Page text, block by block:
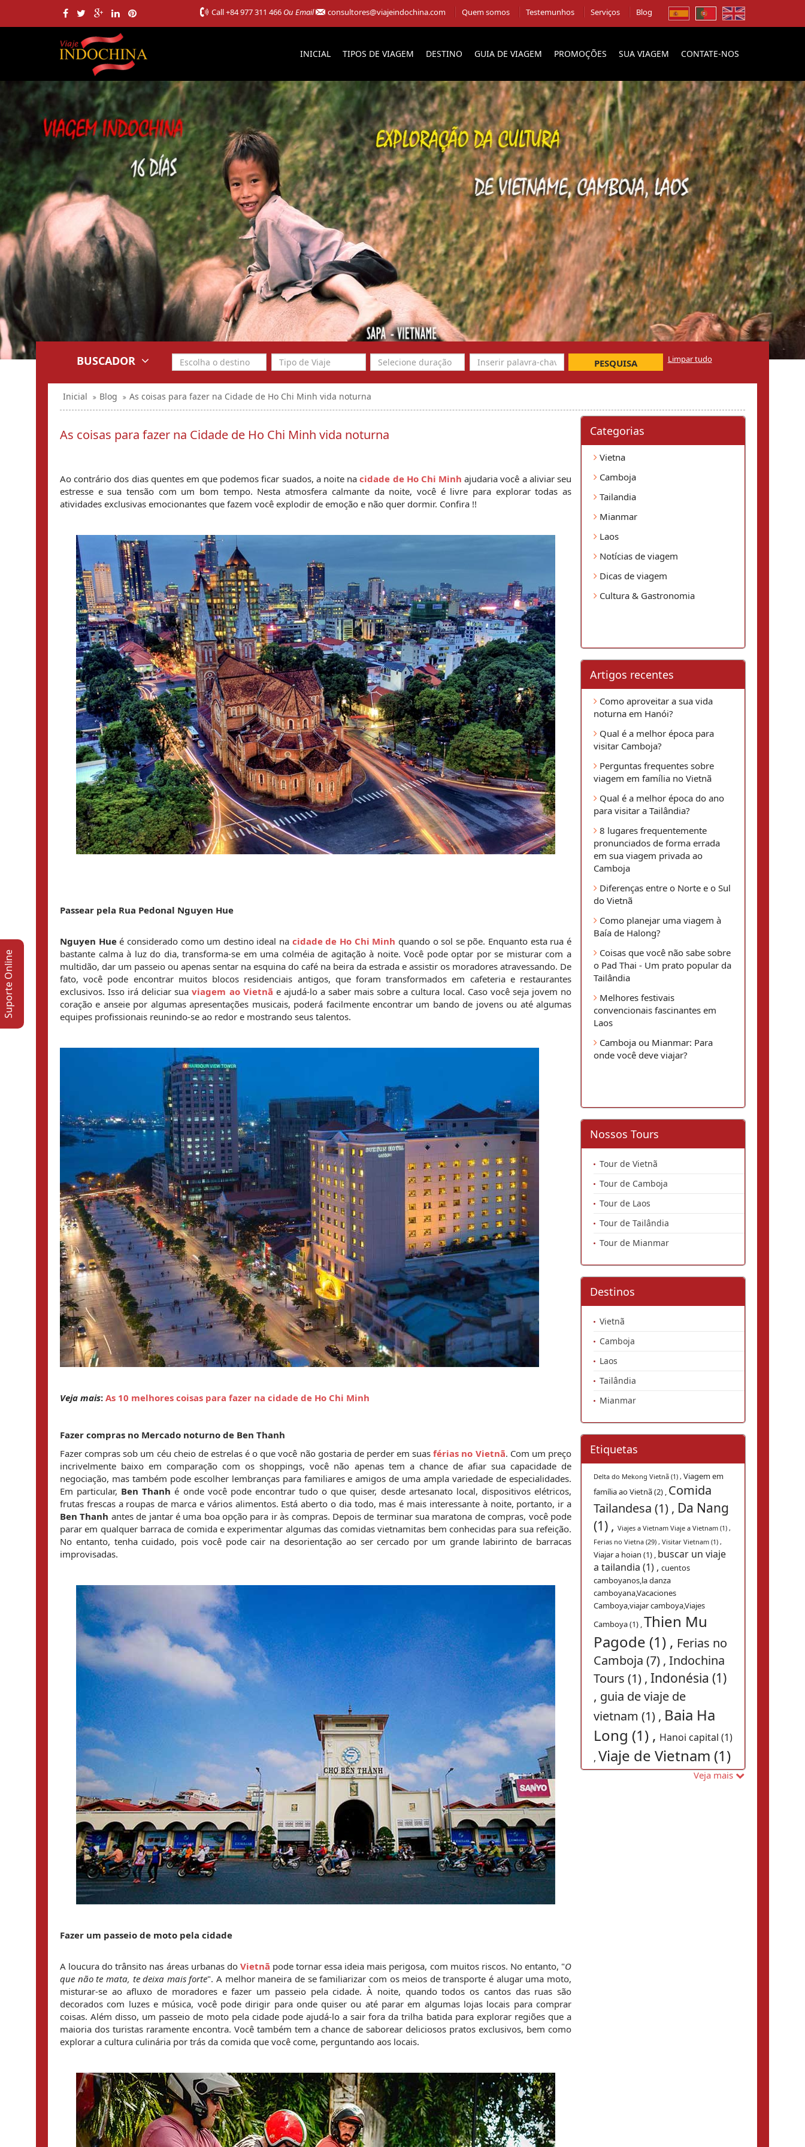
Call+84 977 311 466 Ou Email consultores@viajeindochina.com Quem somos Testemunhos Serviços Blog
INICIAL TIPOS DE VIAGEM DESTINO GUIA DE VIAGEM PROMOÇÕES SUA VIAGEM CONTATE-NOS
BUSCADOR PESQUISA Limpar tudo
Inicial Blog As coisas para fazer na Cidade de Ho Chi Minh vida noturna
As coisas para fazer na Cidade de Ho Chi Minh vida noturna
Ao contrário dos dias quentes em que podemos ficar suados, a noite na cidade de Ho Chi Minh ajudaria você a aliviar seu
estresse e sua tensão com um bom tempo. Nesta atmosfera calmante da noite, você é livre para explorar todas as
atividades exclusivas emocionantes que fazem você explodir de emoção e não quer dormir. Confira !!
Passear pela Rua Pedonal Nguyen Hue
Nguyen Hue é considerado como um destino ideal na cidade de Ho Chi Minh quando o sol se põe. Enquanto esta rua é
bastante calma à luz do dia, transforma-se em uma colméia de agitação à noite. Você pode optar por se misturar com a
multidão, dar um passeio ou apenas sentar na esquina do café na beira da estrada e assistir os moradores atravessando. De
fato, você pode encontrar muitos blocos residenciais antigos, que foram transformados em cafeteria e restaurantes
exclusivos. Isso irá deliciar sua viagem ao Vietnã e ajudá-lo a saber mais sobre a cultura local. Caso você seja jovem no
coração e anseie por algumas apresentações musicais, poderá facilmente encontrar um bando de jovens ou até algumas
equipes profissionais reunindo-se ao redor e mostrando seus talentos.
Veja mais: As 10 melhores coisas para fazer na cidade de Ho Chi Minh
Fazer compras no Mercado noturno de Ben Thanh
Fazer compras sob um céu cheio de estrelas é o que você não gostaria de perder em suas férias no Vietnã. Com um preço
incrivelmente baixo em comparação com os shoppings, você não apenas tem a chance de afiar sua capacidade de
negociação, mas também pode escolher lembranças para familiares e amigos de uma ampla variedade de especialidades.
Em particular, Ben Thanh é onde você pode encontrar tudo o que quiser, desde artesanato local, dispositivos elétricos,
Ben Thanh antes de jantar é uma boa opção para ir às compras. Depois de terminar sua maratona de compras, você pode
parar em qualquer barraca de comida e experimentar algumas das comidas vietnamitas bem conhecidas para sua refeição.
No entanto, tenha cuidado, pois você pode cair na desorientação ao ser cercado por um grande labirinto de barracas
improvisadas.
Fazer um passeio de moto pela cidade
A loucura do trânsito nas áreas urbanas do Vietnã pode tornar essa ideia mais perigosa, com muitos riscos. No entanto, "O
que não te mata, te deixa mais forte". A melhor maneira de se familiarizar com os meios de transporte é alugar uma moto,
misturar-se ao afluxo de moradores e fazer um passeio pela cidade. À noite, quando todos os cantos das ruas são
decorados com luzes e música, você pode dirigir para onde quiser ou até parar em algumas lojas locais para comprar
coisas. Além disso, um passeio de moto pela cidade pode ajudá-lo a sair fora da trilha batida para explorar regiões que a
maioria dos turistas raramente encontra. Você também tem a chance de saborear deliciosos pratos exclusivos, bem como
explorar a cultura culinária por trás da comida que você come, perguntando aos locais.
Categorias
Vietna
Camboja
Tailandia
Mianmar
Laos
Notícias de viagem
Dicas de viagem
Cultura & Gastronomia
Artigos recentes
Como aproveitar a sua vida
noturna em Hanói?
Qual é a melhor época para
visitar Camboja?
Perguntas frequentes sobre
viagem em família no Vietnã
Qual é a melhor época do ano
para visitar a Tailândia?
8 lugares frequentemente
pronunciados de forma errada
em sua viagem privada ao
Camboja
Diferenças entre o Norte e o Sul
do Vietnã
Como planejar uma viagem à
Baía de Halong?
Coisas que você não sabe sobre
o Pad Thai - Um prato popular da
Tailândia
Melhores festivais
convencionais fascinantes em
Laos
Camboja ou Mianmar: Para
onde você deve viajar?
Nossos Tours
Tour de Vietnã
Tour de Camboja
Tour de Laos
Tour de Tailândia
Tour de Mianmar
Destinos
Vietnã
Camboja
Laos
Tailândia
Mianmar
Etiquetas
Delta do Mekong Vietnã (1) , Viagem em
família ao Vietnã (2) , Comida
Tailandesa (1) , Da Nang
(1) , Viajes a Vietnam Viaje a Vietnam (1) ,
Ferias no Vietna (29) , Visitar Vietnam (1) ,
Viajar a hoian (1) , buscar un viaje
a tailandia (1) , cuentos
camboyanos,la danza
camboyana,Vacaciones
Camboya,viajar camboya,Viajes
Camboya (1) ,Thien Mu
Pagode (1) , Ferias no
Camboja (7) , Indochina
Tours (1) , Indonésia (1)
, guia de viaje de
vietnam (1) , Baia Ha
Long (1) , Hanoi capital (1)
, Viaje de Vietnam (1)
,
Guia de
Veja mais
Suporte Online